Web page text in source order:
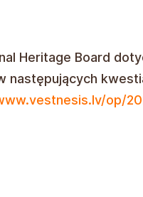
Heritage Board
następujących
op/